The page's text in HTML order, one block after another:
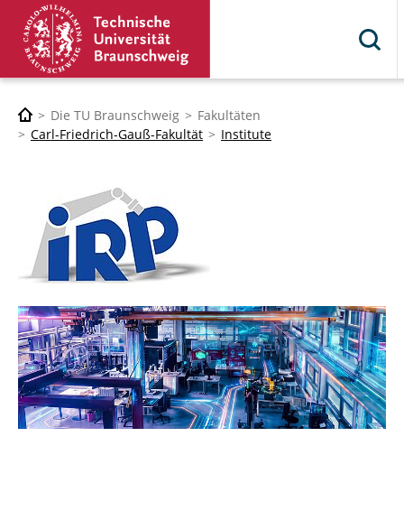
Die TU Braunschweig
Fakultäten
Carl-Friedrich-Gauß-Fakultät
Institute